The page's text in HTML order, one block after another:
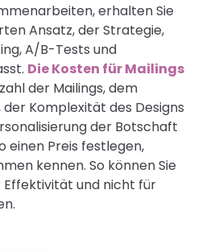
erhalten Sie
Ansatz, der Strategie,
A/B-Tests und
Die Kosten für Mailings
der Mailings, dem
Komplexität des Designs
der Botschaft
einen Preis festlegen,
kennen. So können Sie
Effektivität und nicht für